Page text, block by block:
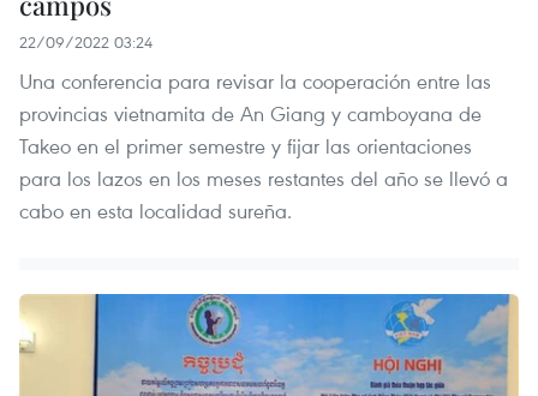
22/09/2022 03:24
Una conferencia para revisar la cooperación entre las
provincias vietnamita de An Giang y camboyana de
Takeo en el primer semestre y fijar las orientaciones
para los lazos en los meses restantes del año se llevó a
cabo en esta localidad sureña.